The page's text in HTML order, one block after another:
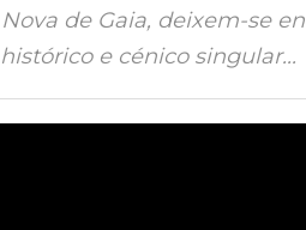
de Gaia, deixem-se
e cénico singular...